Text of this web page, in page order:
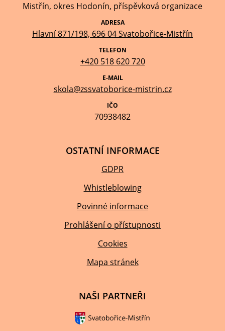
Mistřín, okres Hodonín, příspěvková organizace
ADRESA
Hlavní 871/198, 696 04 Svatobořice-Mistřín
TELEFON
+420 518 620 720
E-MAIL
skola@zssvatoborice-mistrin.cz
IČO
70938482
OSTATNÍ INFORMACE
GDPR
Whistleblowing
Povinné informace
Prohlášení o přístupnosti
Cookies
Mapa stránek
NAŠI PARTNEŘI